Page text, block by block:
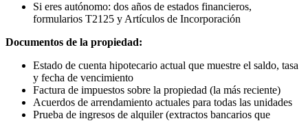
Si eres autónomo: dos años de estados financieros,
formularios T2125 y Artículos de Incorporación
Documentos de la propiedad:
Estado de cuenta hipotecario actual que muestre el saldo, tasa
y fecha de vencimiento
Factura de impuestos sobre la propiedad (la más reciente)
Acuerdos de arrendamiento actuales para todas las unidades
Prueba de ingresos de alquiler (extractos bancarios que